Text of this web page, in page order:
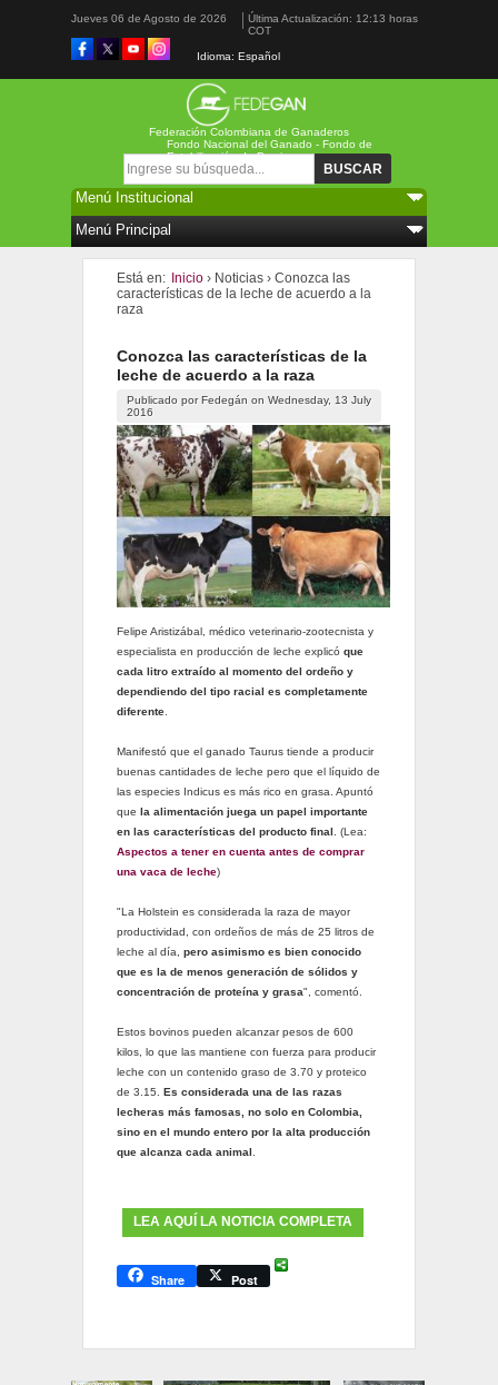
Jueves 06 de Agosto de 2026
Última Actualización: 12:13 horas
COT
Idioma: Español
Federación Colombiana de Ganaderos
Formulario de búsqueda
Fondo Nacional del Ganado - Fondo de
Estabilización de Precios
Está en: Inicio › Noticias › Conozca las
características de la leche de acuerdo a la
raza
Conozca las características de la
leche de acuerdo a la raza
Publicado por Fedegán on Wednesday, 13 July
2016
Felipe Aristizábal, médico veterinario-zootecnista y
especialista en producción de leche explicó que
cada litro extraído al momento del ordeño y
dependiendo del tipo racial es completamente
diferente.
Manifestó que el ganado Taurus tiende a producir
buenas cantidades de leche pero que el líquido de
las especies Indicus es más rico en grasa. Apuntó
que
la alimentación juega un papel importante
en las características del producto final . (Lea:
Aspectos a tener en cuenta antes de comprar
una vaca de leche)
"La Holstein es considerada la raza de mayor
productividad, con ordeños de más de 25 litros de
leche al día, pero asimismo es bien conocido
que es la de menos generación de sólidos y
concentración de proteína y grasa", comentó.
Estos bovinos pueden alcanzar pesos de 600
kilos, lo que las mantiene con fuerza para producir
leche con un contenido graso de 3.70 y proteico
de 3.15. Es considerada una de las razas
lecheras más famosas, no solo en Colombia,
sino en el mundo entero por la alta producción
que alcanza cada animal .
LEA AQUÍ LA NOTICIA COMPLETA
Share Post